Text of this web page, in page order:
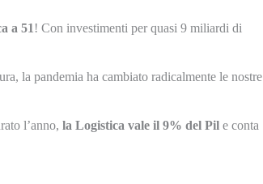
a 51 ! Con investimenti per quasi 9 miliardi di
la pandemia ha cambiato radicalmente le nostre
l’anno, la Logistica vale il 9% del Pil e conta